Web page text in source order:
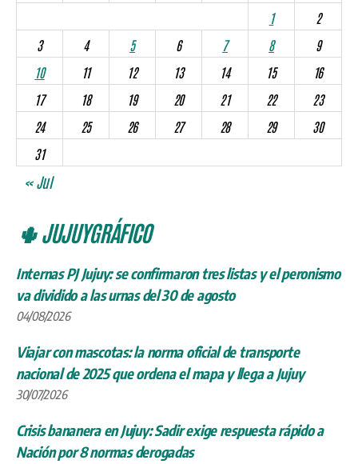
1
2
3
4 5 6 7 8
9
10
11 12 13 14 15
16
17
18 19 20 21 22
23
24
25 26 27 28 29
30
31
« Jul
🌵 JUJUYGRÁFICO
Internas PJ Jujuy: se confirmaron tres listas y el peronismo
va dividido a las urnas del 30 de agosto
04/08/2026
Viajar con mascotas: la norma oficial de transporte
nacional de 2025 que ordena el mapa y llega a Jujuy
30/07/2026
Crisis bananera en Jujuy: Sadir exige respuesta rápido a
Nación por 8 normas derogadas